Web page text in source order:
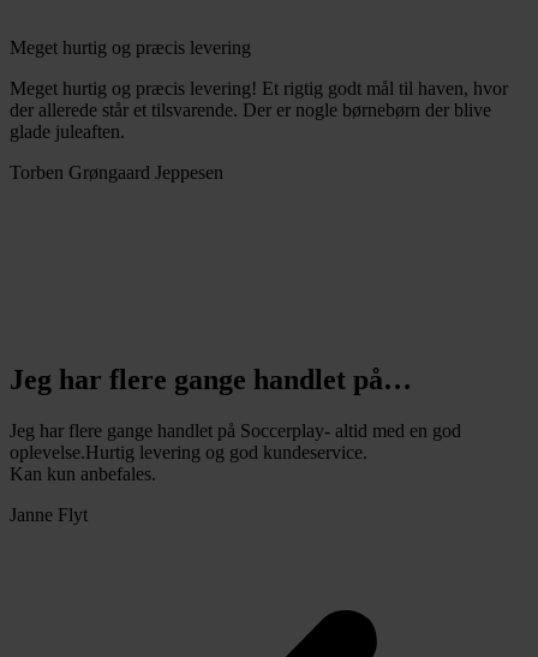
Meget hurtig og præcis levering
Meget hurtig og præcis levering! Et rigtig godt mål til haven, hvor
der allerede står et tilsvarende. Der er nogle børnebørn der blive
glade juleaften.
Torben Grøngaard Jeppesen
Jeg har flere gange handlet på…
Jeg har flere gange handlet på Soccerplay- altid med en god
oplevelse.Hurtig levering og god kundeservice.
Kan kun anbefales.
Janne Flyt